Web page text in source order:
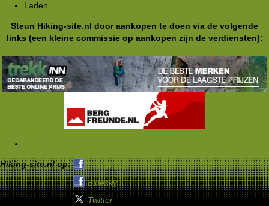
Laden…
Steun Hiking-site.nl door aankopen te doen via de volgende
links (een kleine commissie op aankopen zijn de verdiensten):
Hiking-site.nl op:
Facebook
Bluesky
Twitter